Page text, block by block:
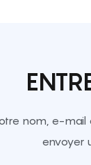
nom, e-
envoyer